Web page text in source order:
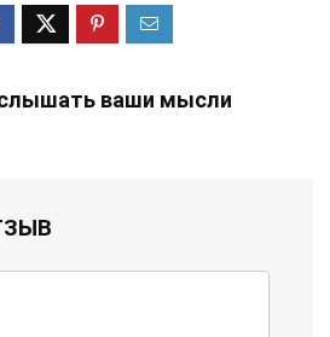
ваши мысли